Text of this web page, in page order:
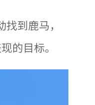
到鹿马，
的目标。